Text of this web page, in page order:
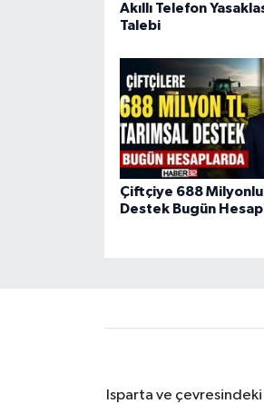
Akıllı Telefon
Talebi
Çiftçiye 688
Destek Bugün
Isparta ve